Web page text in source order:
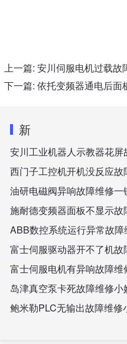
上一篇: 安川伺服电机过载故
下一篇: 依托变频器通电后面
新
安川工业机器人示教器花
西门子工控机开机没反应故
油研电磁阀异响故障维修一
施耐德变频器面板不显示故
ABB数控系统运行异常故
富士伺服驱动器开不了机
富士伺服电机有异响故障维
岛津真空泵卡死故障维修小
鲍米勒PLC无输出故障维修